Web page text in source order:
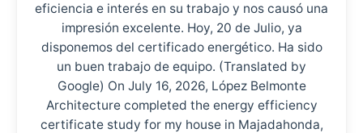
eficiencia e interés en su trabajo y nos causó una
impresión excelente. Hoy, 20 de Julio, ya
disponemos del certificado energético. Ha sido
un buen trabajo de equipo. (Translated by
Google) On July 16, 2026, López Belmonte
Architecture completed the energy efficiency
certificate study for my house in Majadahonda,